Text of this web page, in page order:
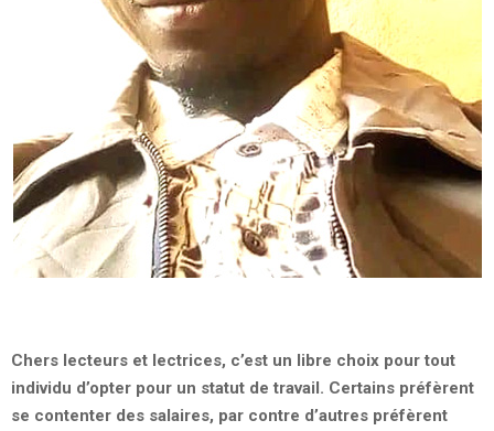
Chers lecteurs et lectrices, c’est un libre choix pour tout
individu d’opter pour un statut de travail. Certains préfèrent
se contenter des salaires, par contre d’autres préfèrent